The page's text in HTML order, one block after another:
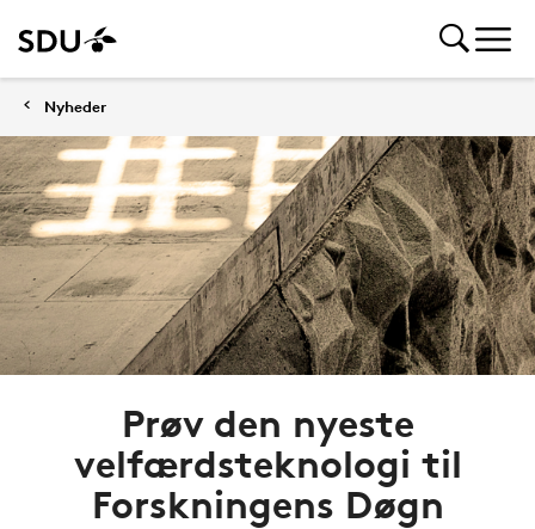
Nyheder
Prøv den nyeste
velfærdsteknologi til
Forskningens Døgn